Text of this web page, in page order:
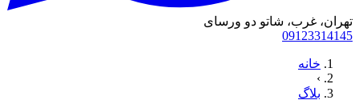
تهران، غرب، شاتو دو ورسای
09123314145
خانه
›
بلاگ